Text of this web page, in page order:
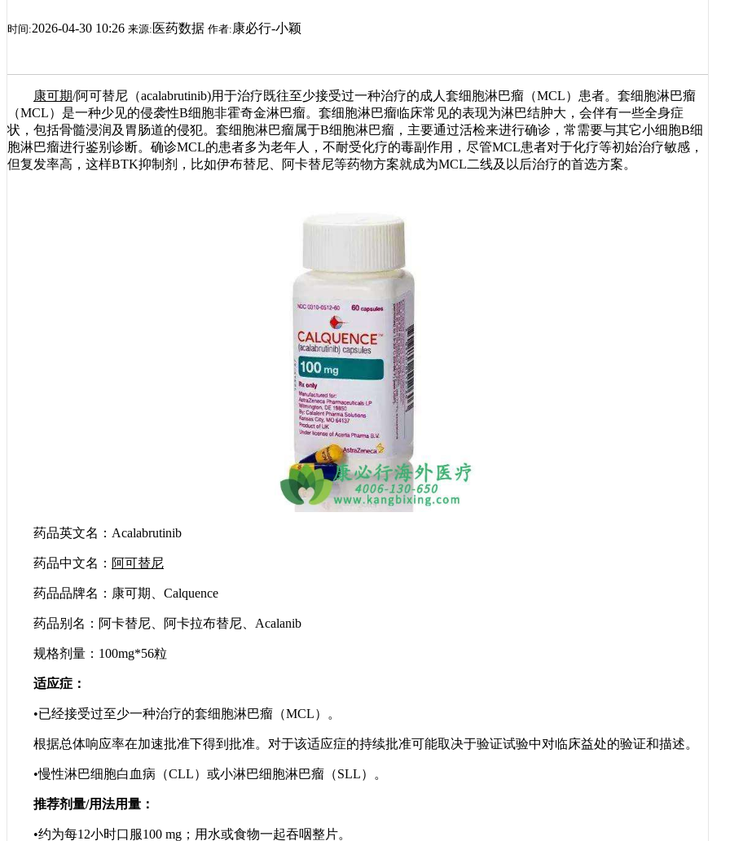
时间:2026-04-30 10:26 来源: 医药数据 作者: 康必行-小颖
康可期/阿可替尼（acalabrutinib)用于治疗既往至少接受过一种治疗的成人套细胞淋巴瘤（MCL）患者。套细胞淋巴瘤
（MCL）是一种少见的侵袭性B细胞非霍奇金淋巴瘤。套细胞淋巴瘤临床常见的表现为淋巴结肿大，会伴有一些全身症
状，包括骨髓浸润及胃肠道的侵犯。套细胞淋巴瘤属于B细胞淋巴瘤，主要通过活检来进行确诊，常需要与其它小细胞B细
胞淋巴瘤进行鉴别诊断。确诊MCL的患者多为老年人，不耐受化疗的毒副作用，尽管MCL患者对于化疗等初始治疗敏感，
但复发率高，这样BTK抑制剂，比如伊布替尼、阿卡替尼等药物方案就成为MCL二线及以后治疗的首选方案。
药品英文名：Acalabrutinib
药品中文名： 阿可替尼
药品品牌名：康可期、Calquence
药品别名：阿卡替尼、阿卡拉布替尼、Acalanib
规格剂量：100mg*56粒
适应症：
•已经接受过至少一种治疗的套细胞淋巴瘤（MCL）。
根据总体响应率在加速批准下得到批准。对于该适应症的持续批准可能取决于验证试验中对临床益处的验证和描述。
•慢性淋巴细胞白血病（CLL）或小淋巴细胞淋巴瘤（SLL）。
推荐剂量/用法用量：
•约为每12小时口服100 mg；用水或食物一起吞咽整片。